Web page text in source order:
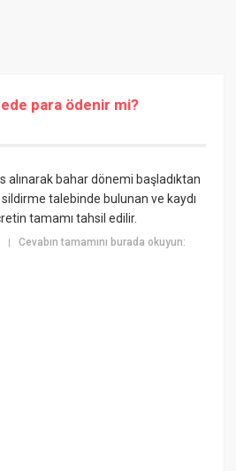
para ödenir mi?
alınarak bahar dönemi başladıktan
sildirme talebinde bulunan ve kaydı
tamamı tahsil edilir.
|Cevabın tamamını burada okuyun: